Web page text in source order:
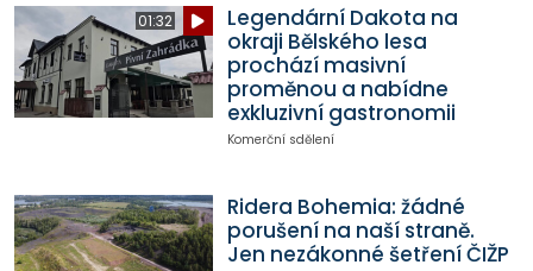
01:32
Legendární Dakota na
okraji Bělského lesa
prochází masivní
proměnou a nabídne
exkluzivní gastronomii
Komerční sdělení
Ridera Bohemia: žádné
porušení na naší straně.
Jen nezákonné šetření ČIŽP